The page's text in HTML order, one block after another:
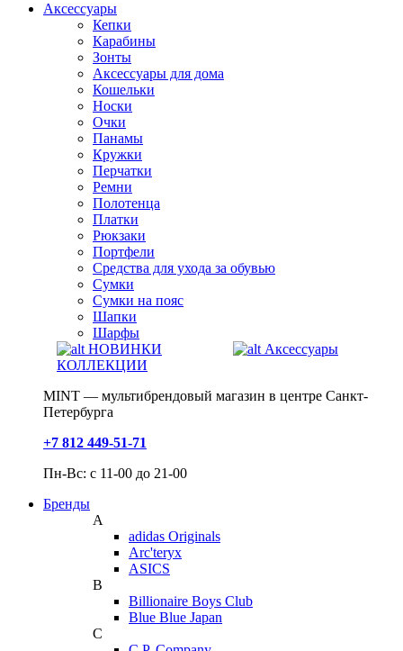
Аксессуары
Кепки
Карабины
Зонты
Аксессуары для дома
Кошельки
Носки
Очки
Панамы
Кружки
Перчатки
Ремни
Полотенца
Платки
Рюкзаки
Портфели
Средства для ухода за обувью
Сумки
Сумки на пояс
Шапки
Шарфы
НОВИНКИ
КОЛЛЕКЦИИ
Аксессуары
MINT — мультибрендовый магазин в центре Санкт-
Петербурга
+7 812 449-51-71
Пн-Вс: с 11-00 до 21-00
Бренды
A
adidas Originals
Arc'teryx
ASICS
B
Billionaire Boys Club
Blue Blue Japan
C